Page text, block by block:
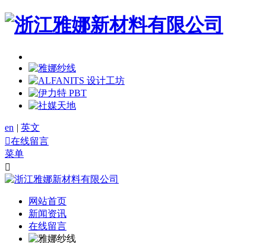
en | 英文
在线留言
菜单

网站首页
新闻资讯
在线留言